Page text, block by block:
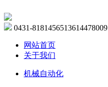
0431-8181456513614478009
网站首页
关于我们
机械自动化